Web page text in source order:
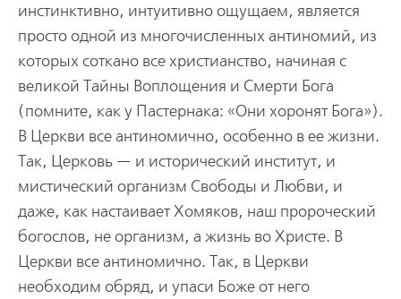
инстинктивно, интуитивно ощущаем, является
просто одной из многочисленных антиномий, из
которых соткано все христианство, начиная с
великой Тайны Воплощения и Смерти Бога
(помните, как у Пастернака: «Они хоронят Бога»).
В Церкви все антиномично, особенно в ее жизни.
Так, Церковь — и исторический институт, и
мистический организм Свободы и Любви, и
даже, как настаивает Хомяков, наш пророческий
богослов, не организм, а жизнь во Христе. В
Церкви все антиномично. Так, в Церкви
необходим обряд, и упаси Боже от него